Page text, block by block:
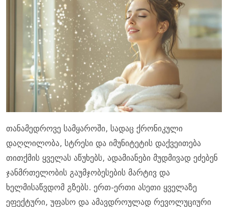
თანამედროვე სამყაროში, სადაც ქრონიკული
დაღლილობა, სტრესი და იმუნიტეტის დაქვეითება
თითქმის ყველას აწუხებს, ადამიანები მუდმივად ეძებენ
ჯანმრთელობის გაუმჯობესების მარტივ და
ხელმისაწვდომ გზებს. ერთ-ერთი ასეთი ყველაზე
ეფექტური, უფასო და ამავდროულად რევოლუციური